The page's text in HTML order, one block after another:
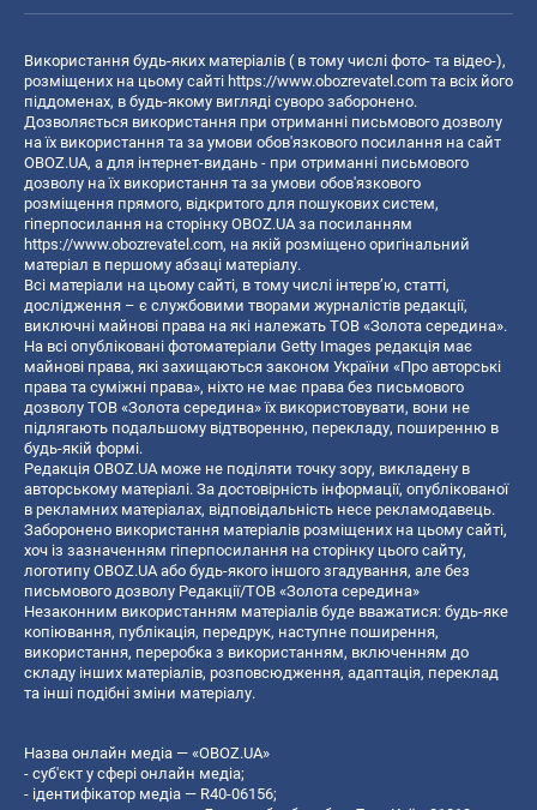
Використання будь-яких матеріалів ( в тому числі фото- та відео-),
розміщених на цьому сайті https://www.obozrevatel.com та всіх його
піддоменах, в будь-якому вигляді суворо заборонено.
Дозволяється використання при отриманні письмового дозволу
на їх використання та за умови обов'язкового посилання на сайт
OBOZ.UA, а для інтернет-видань - при отриманні письмового
дозволу на їх використання та за умови обов'язкового
розміщення прямого, відкритого для пошукових систем,
гіперпосилання на сторінку OBOZ.UA за посиланням
https://www.obozrevatel.com, на якій розміщено оригінальний
матеріал в першому абзаці матеріалу.
Всі матеріали на цьому сайті, в тому числі інтерв’ю, статті,
дослідження – є службовими творами журналістів редакції,
виключні майнові права на які належать ТОВ «Золота середина».
На всі опубліковані фотоматеріали Getty Images редакція має
майнові права, які захищаються законом України «Про авторські
права та суміжні права», ніхто не має права без письмового
дозволу ТОВ «Золота середина» їх використовувати, вони не
підлягають подальшому відтворенню, перекладу, поширенню в
будь-якій формі.
Редакція OBOZ.UA може не поділяти точку зору, викладену в
авторському матеріалі. За достовірність інформації, опублікованої
в рекламних матеріалах, відповідальність несе рекламодавець.
Заборонено використання матеріалів розміщених на цьому сайті,
хоч із зазначенням гіперпосилання на сторінку цього сайту,
логотипу OBOZ.UA або будь-якого іншого згадування, але без
письмового дозволу Редакції/ТОВ «Золота середина»
Незаконним використанням матеріалів буде вважатися: будь-яке
копiювання, публiкацiя, передрук, наступне поширення,
використання, переробка з використанням, включенням до
складу інших матеріалів, розповсюдження, адаптація, переклад
та інші подібні зміни матеріалу.
Назва онлайн медіа — «OBOZ.UA»
- суб'єкт у сфері онлайн медіа;
- ідентифікатор медіа — R40-06156;